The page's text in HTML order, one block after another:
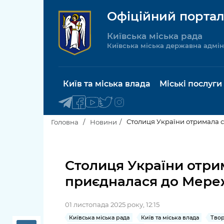
Офіційний
Київська міська рада
Київська міська державна
Київ та міська влада
Київська міська рада
Керівництво КМДА
Міські послуги
послуги
Пільги,
Паспорт,
Головна Новини Столиця України
Столиця України
приєдналася до
01 листопада 2025 року, 12:15
Київська міська рада Київ та міська влада